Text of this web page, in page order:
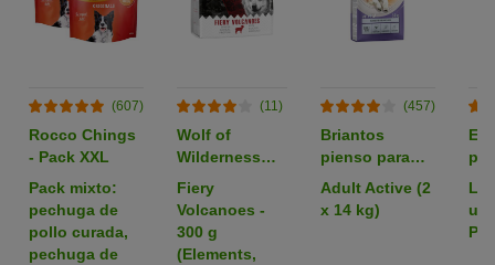
(607)
Rocco Chings
- Pack XXL
Pack mixto:
pechuga de
pollo curada,
pechuga de
(11)
Wolf of
Wilderness
pienso para
perros -
Formato de
prueba
Fiery
Volcanoes -
300 g
(Elements,
(457)
Briantos
pienso para
perros - Pack
Ahorro
Adult Active (2
x 14 kg)
L: